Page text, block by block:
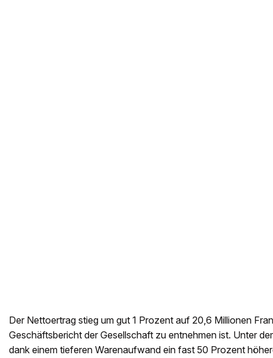
Der Nettoertrag stieg um gut 1 Prozent auf 20,6 Millionen
Geschäftsbericht der Gesellschaft zu entnehmen ist. Unter
dank einem tieferen Warenaufwand ein fast 50 Prozent